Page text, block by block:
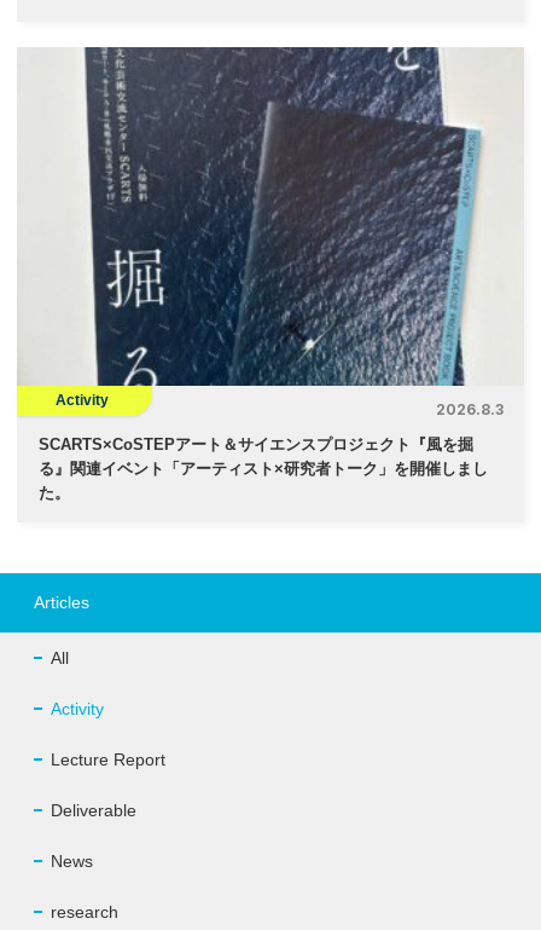
Activity
2026.8.3
SCARTS×CoSTEPアート＆サイエンスプロジェクト『風を掘
る』関連イベント「アーティスト×研究者トーク」を開催しまし
た。
Articles
All
Activity
Lecture Report
Deliverable
News
research